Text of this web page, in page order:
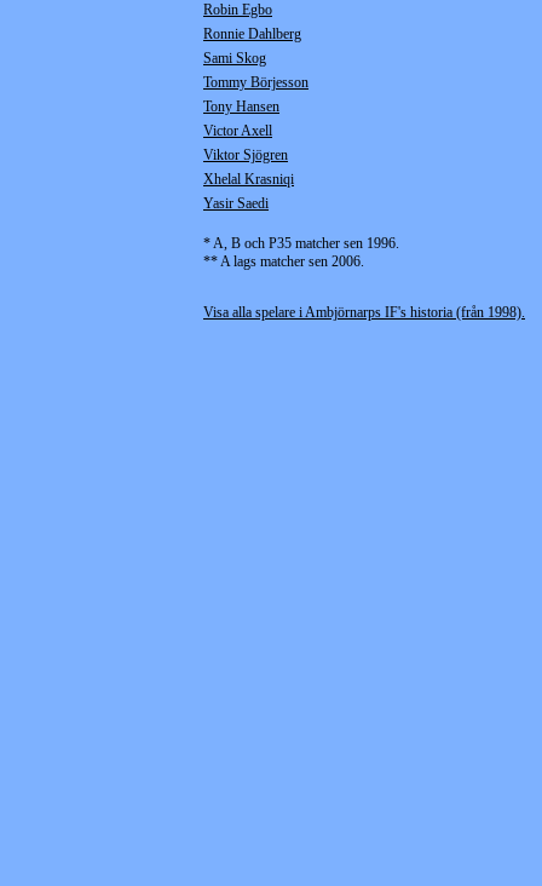
Robin Egbo
Ronnie Dahlberg
Sami Skog
Tommy Börjesson
Tony Hansen
Victor Axell
Viktor Sjögren
Xhelal Krasniqi
Yasir Saedi
* A, B och P35 matcher sen 1996.
** A lags matcher sen 2006.
Visa alla spelare i Ambjörnarps IF's historia (från 1998).